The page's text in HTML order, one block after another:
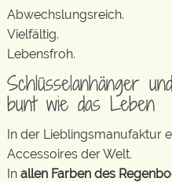
Abwechslungsreich.
Vielfältig.
Lebensfroh.
Schlüsselanhänger
bunt wie das Leben
In der Lieblingsmanufaktur
Accessoires der Welt.
In allen Farben des